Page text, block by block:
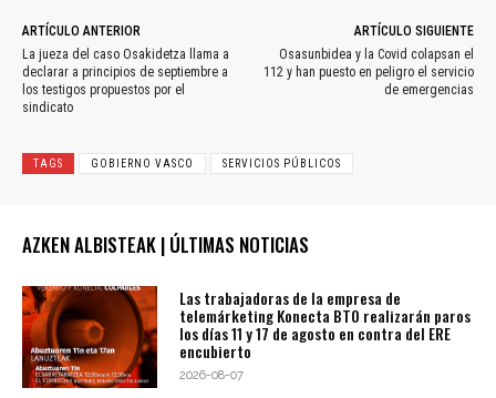
ARTÍCULO ANTERIOR
La jueza del caso Osakidetza llama a
declarar a principios de septiembre a
los testigos propuestos por el
sindicato
ARTÍCULO SIGUIENTE
Osasunbidea y la Covid colapsan el
112 y han puesto en peligro el servicio
de emergencias
TAGS GOBIERNO VASCO SERVICIOS PÚBLICOS
AZKEN ALBISTEAK | ÚLTIMAS NOTICIAS
Las trabajadoras de la empresa de
telemárketing Konecta BTO realizarán paros
los días 11 y 17 de agosto en contra del ERE
encubierto
2026-08-07